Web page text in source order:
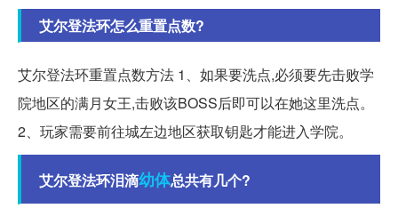
艾尔登法环怎么重置点数?
艾尔登法环重置点数方法 1、如果要洗点,必须要先击败学
院地区的满月女王,击败该BOSS后即可以在她这里洗点。
2、玩家需要前往城左边地区获取钥匙才能进入学院。
艾尔登法环泪滴幼体总共有几个?